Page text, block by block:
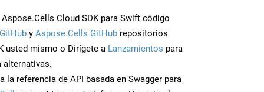
Cloud SDK para Swift código
y Aspose.Cells GitHub repositorios
usted mismo o Dirígete a Lanzamientos para
alternativas.
la referencia de API basada en Swagger para